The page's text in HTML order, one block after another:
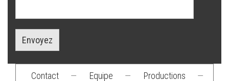
Envoyez
Contact — Equipe — Productions —